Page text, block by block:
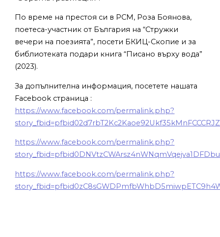
По време на престоя си в РСМ, Роза Боянова,
поетеса-участник от България на “Стружки
вечери на поезията”, посети БКИЦ-Скопие и за
библиотеката подари книга “Писано върху вода”
(2023).
За допълнителна информация, посетете нашата
Facebook страница :
https://www.facebook.com/permalink.php?
https://www.facebook.com/permalink.php?
https://www.facebook.com/permalink.php?